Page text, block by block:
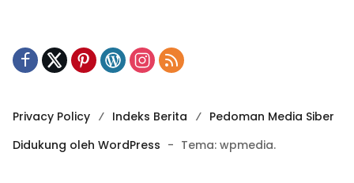
Privacy Policy Indeks Berita
Pedoman Media Siber
Didukung oleh WordPress - Tema: wpmedia.